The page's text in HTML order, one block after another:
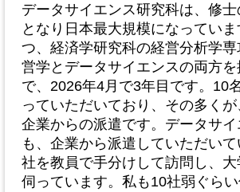
データサイエンス研究科は、修士
となり日本最大規模になってい
つ、経済学研究科の経営分析学
営学とデータサイエンスの両方
で、2026年4月で3年目です。10
っていただいており、その多く
企業からの派遣です。データサ
も、企業から派遣していただい
社を教員で手分けして訪問し、
伺っています。私も10社弱ぐらい